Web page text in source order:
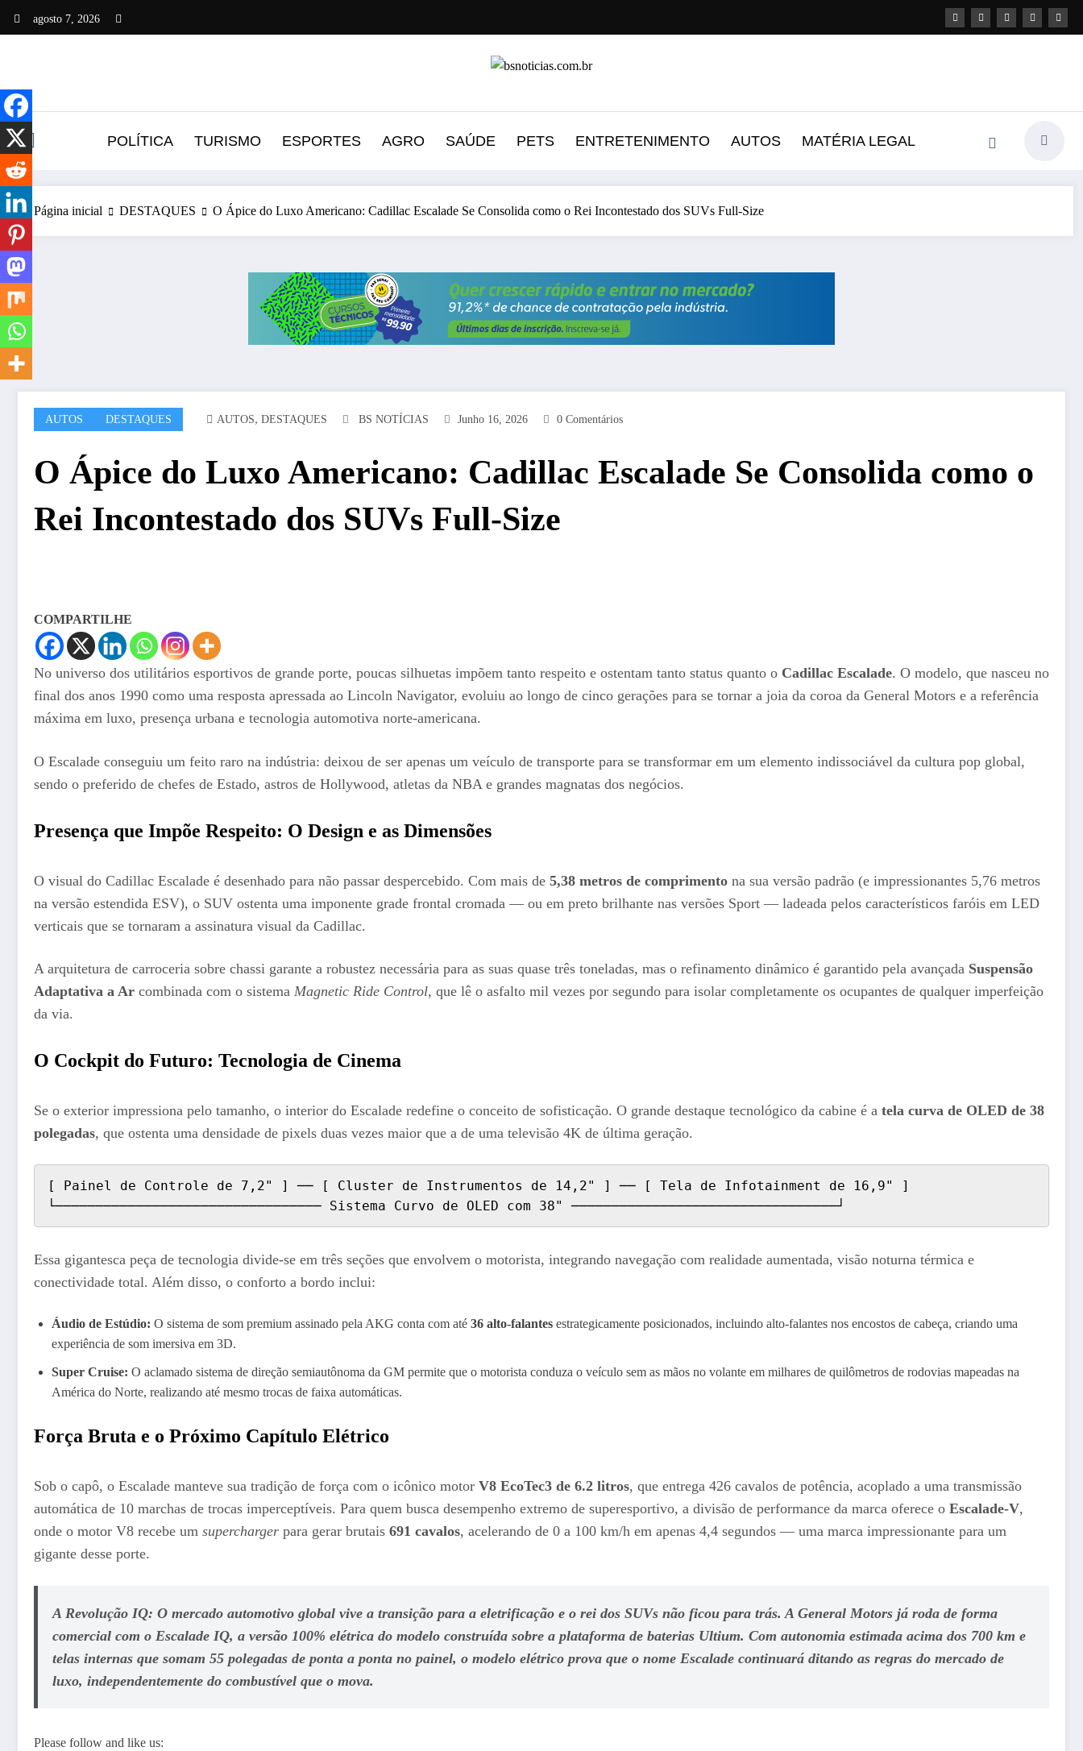
agosto 7, 2026
POLÍTICA TURISMO ESPORTES AGRO SAÚDE PETS ENTRETENIMENTO AUTOS MATÉRIA LEGAL
Página inicial DESTAQUES O Ápice do Luxo Americano: Cadillac Escalade Se Consolida como o Rei Incontestado dos SUVs Full-Size
AUTOS DESTAQUES AUTOS, DESTAQUES BS NOTÍCIAS Junho 16, 2026 0 Comentários
O Ápice do Luxo Americano: Cadillac Escalade Se Consolida como o
Rei Incontestado dos SUVs Full-Size
COMPARTILHE
No universo dos utilitários esportivos de grande porte, poucas silhuetas impõem tanto respeito e ostentam tanto status quanto o Cadillac Escalade. O modelo, que nasceu no
final dos anos 1990 como uma resposta apressada ao Lincoln Navigator, evoluiu ao longo de cinco gerações para se tornar a joia da coroa da General Motors e a referência
máxima em luxo, presença urbana e tecnologia automotiva norte-americana.
O Escalade conseguiu um feito raro na indústria: deixou de ser apenas um veículo de transporte para se transformar em um elemento indissociável da cultura pop global,
sendo o preferido de chefes de Estado, astros de Hollywood, atletas da NBA e grandes magnatas dos negócios.
Presença que Impõe Respeito: O Design e as Dimensões
O visual do Cadillac Escalade é desenhado para não passar despercebido. Com mais de 5,38 metros de comprimento na sua versão padrão (e impressionantes 5,76 metros
na versão estendida ESV), o SUV ostenta uma imponente grade frontal cromada — ou em preto brilhante nas versões Sport — ladeada pelos característicos faróis em LED
verticais que se tornaram a assinatura visual da Cadillac.
A arquitetura de carroceria sobre chassi garante a robustez necessária para as suas quase três toneladas, mas o refinamento dinâmico é garantido pela avançada Suspensão
Adaptativa a Ar combinada com o sistema Magnetic Ride Control, que lê o asfalto mil vezes por segundo para isolar completamente os ocupantes de qualquer imperfeição
da via.
O Cockpit do Futuro: Tecnologia de Cinema
Se o exterior impressiona pelo tamanho, o interior do Escalade redefine o conceito de sofisticação. O grande destaque tecnológico da cabine é a tela curva de OLED de 38
polegadas, que ostenta uma densidade de pixels duas vezes maior que a de uma televisão 4K de última geração.
[ Painel de Controle de 7,2" ] ── [ Cluster de Instrumentos de 14,2" ] ── [ Tela de Infotainment de 16,9" ]
Essa gigantesca peça de tecnologia divide-se em três seções que envolvem o motorista, integrando navegação com realidade aumentada, visão noturna térmica e
conectividade total. Além disso, o conforto a bordo inclui:
Áudio de Estúdio: O sistema de som premium assinado pela AKG conta com até 36 alto-falantes estrategicamente posicionados, incluindo alto-falantes nos encostos de cabeça, criando uma
experiência de som imersiva em 3D.
Super Cruise: O aclamado sistema de direção semiautônoma da GM permite que o motorista conduza o veículo sem as mãos no volante em milhares de quilômetros de rodovias mapeadas na
América do Norte, realizando até mesmo trocas de faixa automáticas.
Força Bruta e o Próximo Capítulo Elétrico
Sob o capô, o Escalade manteve sua tradição de força com o icônico motor V8 EcoTec3 de 6.2 litros, que entrega 426 cavalos de potência, acoplado a uma transmissão
automática de 10 marchas de trocas imperceptíveis. Para quem busca desempenho extremo de superesportivo, a divisão de performance da marca oferece o Escalade-V,
onde o motor V8 recebe um supercharger para gerar brutais 691 cavalos, acelerando de 0 a 100 km/h em apenas 4,4 segundos — uma marca impressionante para um
gigante desse porte.
A Revolução IQ: O mercado automotivo global vive a transição para a eletrificação e o rei dos SUVs não ficou para trás. A General Motors já roda de forma
comercial com o Escalade IQ, a versão 100% elétrica do modelo construída sobre a plataforma de baterias Ultium. Com autonomia estimada acima dos 700 km e
telas internas que somam 55 polegadas de ponta a ponta no painel, o modelo elétrico prova que o nome Escalade continuará ditando as regras do mercado de
luxo, independentemente do combustível que o mova.
Please follow and like us: